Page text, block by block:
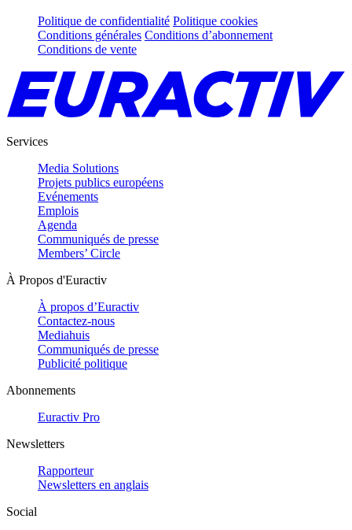
Politique de confidentialité Politique cookies
Conditions générales Conditions d’abonnement
Conditions de vente
Services
Media Solutions
Projets publics européens
Evénements
Emplois
Agenda
Communiqués de presse
Members’ Circle
À Propos d'Euractiv
À propos d’Euractiv
Contactez-nous
Mediahuis
Communiqués de presse
Publicité politique
Abonnements
Euractiv Pro
Newsletters
Rapporteur
Newsletters en anglais
Social